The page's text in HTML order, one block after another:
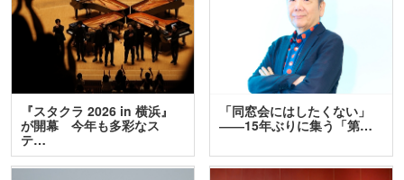
『スタクラ 2026 in 横浜』
が開幕 今年も多彩なス
テ…
「同窓会にはしたくない」
――15年ぶりに集う「第…